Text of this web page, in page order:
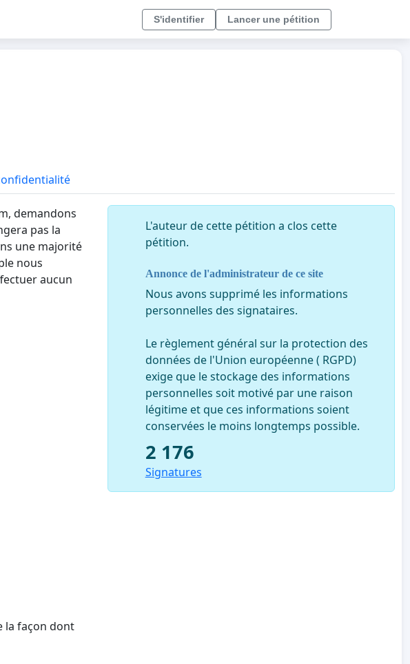
S'identifier Lancer une pétition
demandons
pas la
une majorité
nous
aucun
la façon dont
L'auteur de cette pétition a clos cette
pétition.
Annonce de l'administrateur de ce site
Nous avons supprimé les informations
personnelles des signataires.
Le règlement général sur la protection des
données de l'Union européenne ( RGPD)
exige que le stockage des informations
personnelles soit motivé par une raison
légitime et que ces informations soient
conservées le moins longtemps possible.
2 176
Signatures